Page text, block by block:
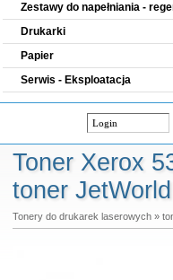
Zestawy do napełniania -
Drukarki
Papier
Serwis - Eksploatacja
Toner Xerox
toner
Tonery do drukarek laserowych»